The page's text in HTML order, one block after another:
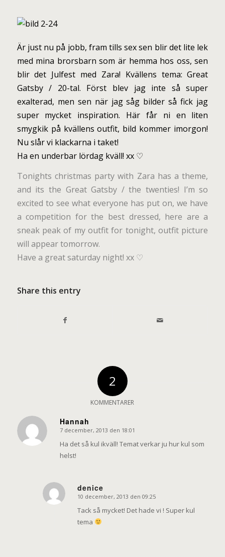
Är just nu på jobb, fram tills sex sen blir det lite lek
med mina brorsbarn som är hemma hos oss, sen
blir det Julfest med Zara! Kvällens tema: Great
Gatsby / 20-tal. Först blev jag inte så super
exalterad, men sen när jag såg bilder så fick jag
super mycket inspiration. Här får ni en liten
smygkik på kvällens outfit, bild kommer imorgon!
Nu slår vi klackarna i taket!
Ha en underbar lördag kväll! xx ♡
Tonights christmas party with Zara has a theme,
and its the Great Gatsby / the twenties! I’m so
excited to see what everyone has put on, we have
a competition for the best dressed, here are a
sneak peak of my outfit for tonight, outfit picture
will appear tomorrow.
Have a great saturday night! xx ♡
Share this entry
2
KOMMENTARER
Hannah
says:
7 december, 2013 den 18:01
Ha det så kul ikväll! Temat verkar ju hur kul som
helst!
denice
says:
10 december, 2013 den 09:25
Tack så mycket! Det hade vi ! Super kul
tema